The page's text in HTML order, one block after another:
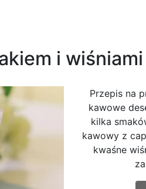
i wiśniami
Przepis na
kawowe
kilka
kawowy z
kwaśne